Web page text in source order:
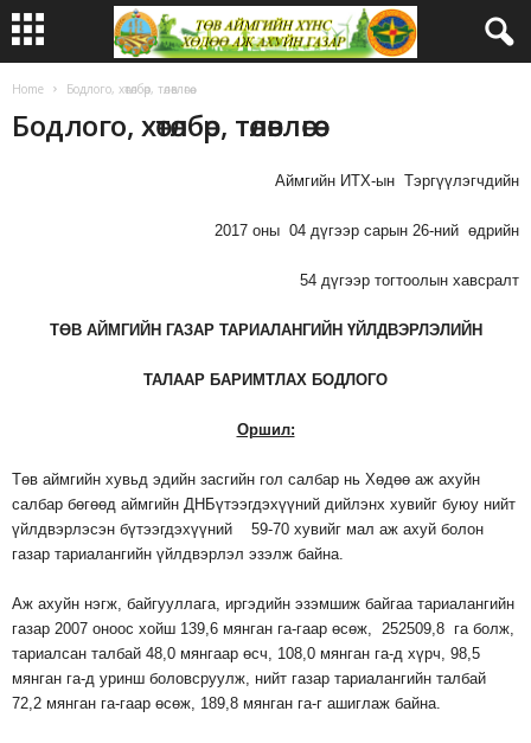
Home Бодлого, хөтөлбөр, төлөвлөгөө
Бодлого, хөтөлбөр, төлөвлөгөө
Аймгийн ИТХ-ын Тэргүүлэгчдийн
2017 оны 04 дүгээр сарын 26-ний өдрийн
54 дүгээр тогтоолын хавсралт
ТӨВ АЙМГИЙН ГАЗАР ТАРИАЛАНГИЙН ҮЙЛДВЭРЛЭЛИЙН
ТАЛААР БАРИМТЛАХ БОДЛОГО
Оршил:
Төв аймгийн хувьд эдийн засгийн гол салбар нь Хөдөө аж ахуйн
салбар бөгөөд аймгийн ДНБүтээгдэхүүний дийлэнх хувийг буюу нийт
үйлдвэрлэсэн бүтээгдэхүүний 59-70 хувийг мал аж ахуй болон
газар тариалангийн үйлдвэрлэл эзэлж байна.
Аж ахуйн нэгж, байгууллага, иргэдийн эзэмшиж байгаа тариалангийн
газар 2007 оноос хойш 139,6 мянган га-гаар өсөж, 252509,8 га болж,
тариалсан талбай 48,0 мянгаар өсч, 108,0 мянган га-д хүрч, 98,5
мянган га-д уринш боловсруулж, нийт газар тариалангийн талбай
72,2 мянган га-гаар өсөж, 189,8 мянган га-г ашиглаж байна.